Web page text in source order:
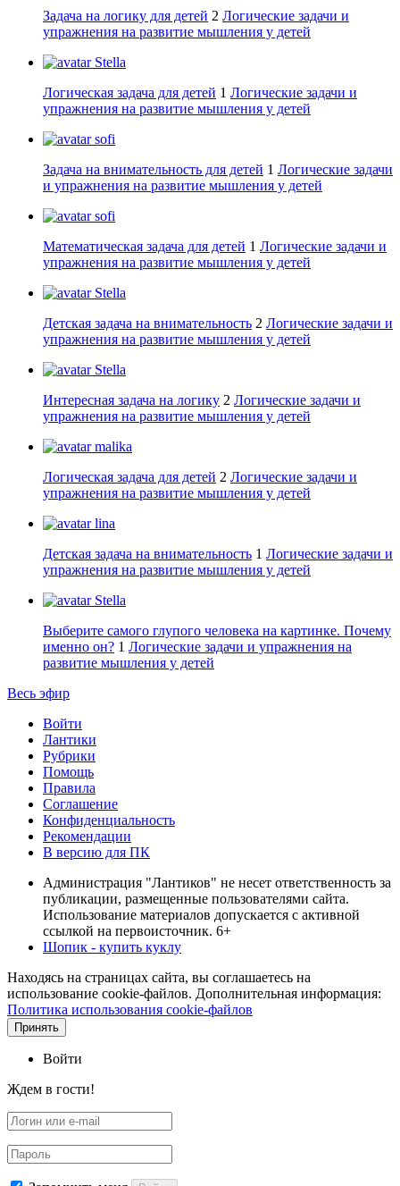
Задача на логику для детей 2 Логические задачи и
упражнения на развитие мышления у детей
Stella
Логическая задача для детей 1 Логические задачи и
упражнения на развитие мышления у детей
sofi
Задача на внимательность для детей 1 Логические задачи
и упражнения на развитие мышления у детей
sofi
Математическая задача для детей 1 Логические задачи и
упражнения на развитие мышления у детей
Stella
Детская задача на внимательность 2 Логические задачи и
упражнения на развитие мышления у детей
Stella
Интересная задача на логику 2 Логические задачи и
упражнения на развитие мышления у детей
malika
Логическая задача для детей 2 Логические задачи и
упражнения на развитие мышления у детей
lina
Детская задача на внимательность 1 Логические задачи и
упражнения на развитие мышления у детей
Stella
Выберите самого глупого человека на картинке. Почему
именно он? 1 Логические задачи и упражнения на
развитие мышления у детей
Весь эфир
Войти
Лантики
Рубрики
Помощь
Правила
Соглашение
Конфиденциальность
Рекомендации
В версию для ПК
Администрация "Лантиков" не несет ответственность за
публикации, размещенные пользователями сайта.
Использование материалов допускается с активной
ссылкой на первоисточник. 6+
Шопик - купить куклу
Находясь на страницах сайта, вы соглашаетесь на
использование cookie-файлов. Дополнительная информация:
Политика использования cookie-файлов
Принять
Войти
Ждем в гости!